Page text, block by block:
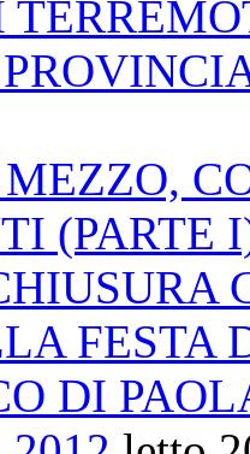
(PARTE
FESTA
DI